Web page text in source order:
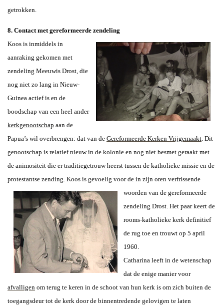
getrokken.
8. Contact met gereformeerde zendeling
Koos is inmiddels in
aanraking gekomen met
zendeling Meeuwis Drost, die
nog niet zo lang in Nieuw-
Guinea actief is en de
boodschap van een heel ander
kerkgenootschap aan de
Papua’s wil overbrengen: dat van de Gereformeerde Kerken Vrijgemaakt . Dit
genootschap is relatief nieuw in de kolonie en nog niet besmet geraakt met
de animositeit die er traditiegetrouw heerst tussen de katholieke missie en de
protestantse zending. Koos is gevoelig voor de in zijn oren verfrissende
woorden van de gereformeerde
zendeling Drost. Het paar keert de
rooms-katholieke kerk definitief
de rug toe en trouwt op 5 april
1960
Catharina leeft in de wetenschap
dat de enige manier voor
afvalligen om terug te keren in de schoot van hun kerk is om zich buiten de
toegangsdeur tot de kerk door de binnentredende gelovigen te laten